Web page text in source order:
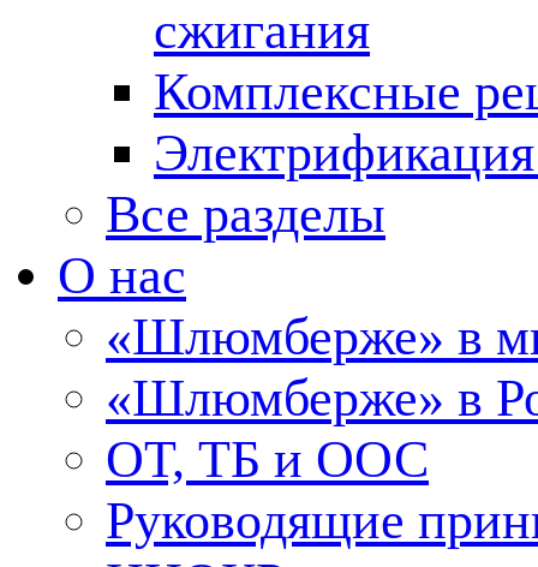
сжигания
Комплексные
Все разделы
О нас
«Шлюмберже» в
«Шлюмберже» в
ОТ, ТБ и ООС
Руководящие